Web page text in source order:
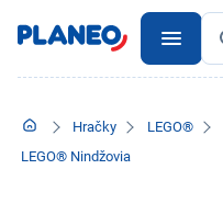
Hračky LEGO®
LEGO® Nindžovia